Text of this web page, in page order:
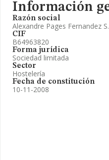
Información
Razón social
Alexandre Pages Fernandez
CIF
B64963820
Forma jurídica
Sociedad limitada
Sector
Hostelería
Fecha de constitución
10-11-2008